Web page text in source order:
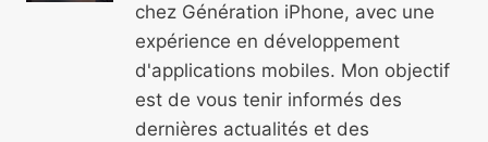
chez Génération iPhone, avec une
expérience en développement
d'applications mobiles. Mon objectif
est de vous tenir informés des
dernières actualités et des